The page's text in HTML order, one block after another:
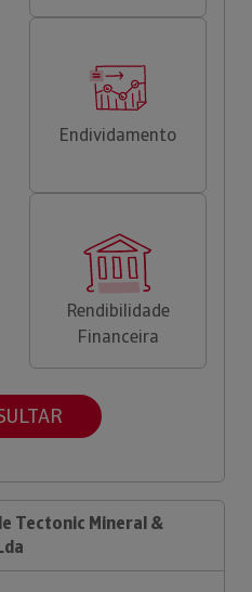
Endividamento
Rendibilidade
Financeira
Tectonic Mineral &